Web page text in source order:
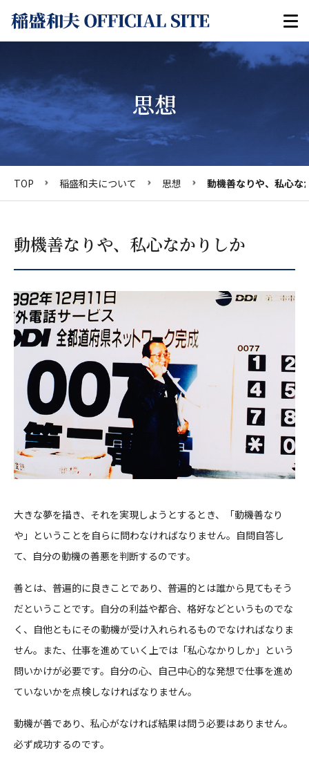
思想
TOP 稲盛和夫について 思想 動機善なりや、私心な
動機善なりや、私心なかりしか
大きな夢を描き、それを実現しようとするとき、「動機善なり
や」ということを自らに問わなければなりません。自問自答し
て、自分の動機の善悪を判断するのです。
善とは、普遍的に良きことであり、普遍的とは誰から見てもそう
だということです。自分の利益や都合、格好などというものでな
く、自他ともにその動機が受け入れられるものでなければなりま
せん。また、仕事を進めていく上では「私心なかりしか」という
問いかけが必要です。自分の心、自己中心的な発想で仕事を進め
ていないかを点検しなければなりません。
動機が善であり、私心がなければ結果は問う必要はありません。
必ず成功するのです。